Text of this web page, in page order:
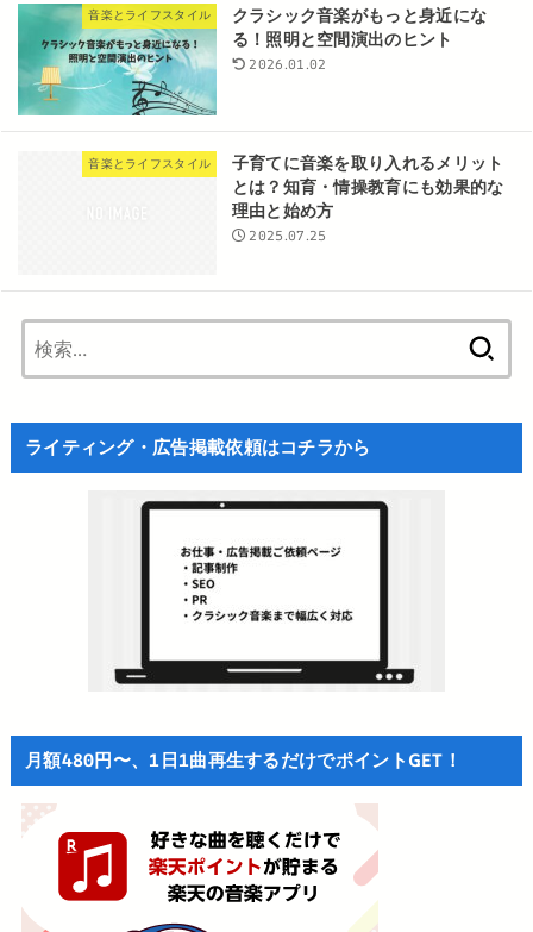
音楽とライフスタイル
クラシック音楽がもっと身近にな
る！照明と空間演出のヒント
2026.01.02
音楽とライフスタイル
子育てに音楽を取り入れるメリット
とは？知育・情操教育にも効果的な
理由と始め方
2025.07.25
ライティング・広告掲載依頼はコチラから
月額480円〜、1日1曲再生するだけでポイントGET！